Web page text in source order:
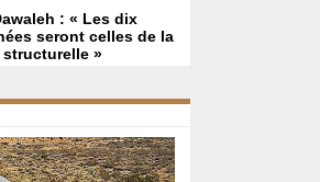
: « Les dix
seront celles de la
»